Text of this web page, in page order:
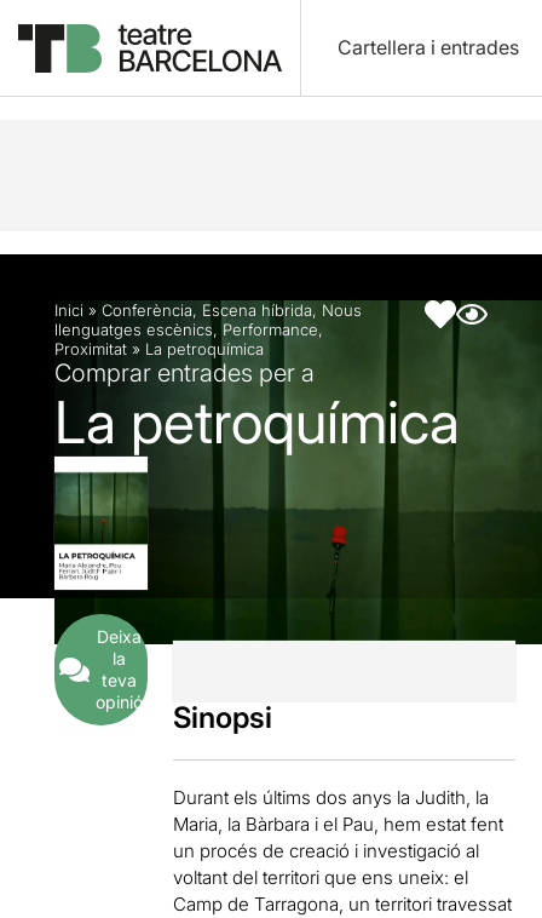
Cartellera i entrades
Descripció Fitxa artística Fotos i vídeos
Inici » Conferència, Escena híbrida, Nous
llenguatges escènics, Performance,
Proximitat » La petroquímica
Comprar entrades per a
La petroquímica
Deixa
la
teva
opinió
Sinopsi
Durant els últims dos anys la Judith, la
Maria, la Bàrbara i el Pau, hem estat fent
un procés de creació i investigació al
voltant del territori que ens uneix: el
Camp de Tarragona, un territori travessat